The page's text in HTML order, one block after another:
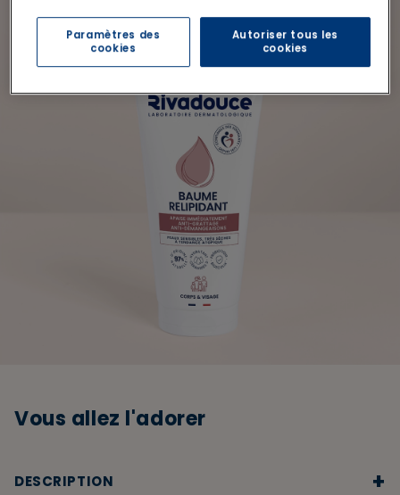
Vous allez l'adorer
DESCRIPTION +
Paramètres des
cookies
Autoriser tous les
cookies